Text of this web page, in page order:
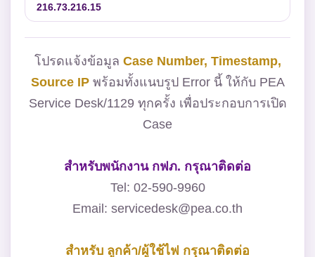
216.73.216.15
โปรดแจ้งข้อมูล Case Number, Timestamp,
Source IPพร้อมทั้งแนบรูป Error นี้ ให้กับ PEA
Service Desk/1129 ทุกครั้ง เพื่อประกอบการเปิด
Case
สำหรับพนักงาน กฟภ. กรุณาติดต่อ
Tel: 02-590-9960
Email: servicedesk@pea.co.th
สำหรับ ลูกค้า/ผู้ใช้ไฟ กรุณาติดต่อ